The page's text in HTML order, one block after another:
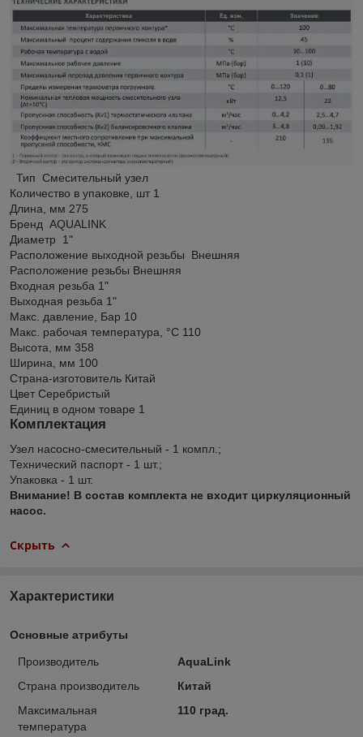
Тип Смесительный узел
Количество в упаковке, шт 1
Длина, мм 275
Бренд AQUALINK
Диаметр 1"
Расположение выходной резьбы Внешняя
Расположение резьбы Внешняя
Входная резьба 1"
Выходная резьба 1"
Макс. давление, Бар 10
Макс. рабочая температура, °С 110
Высота, мм 358
Ширина, мм 100
Страна-изготовитель Китай
Цвет Серебристый
Единиц в одном товаре 1
Комплектация
Узел насосно-смесительный - 1 компл.;
Технический паспорт - 1 шт.;
Упаковка - 1 шт.
Внимание! В состав комплекта не входит циркуляционный
насос.
Скрыть
Характеристики
Основные атрибуты
Производитель
AquaLink
Страна производитель
Китай
Максимальная
температура
110 град.